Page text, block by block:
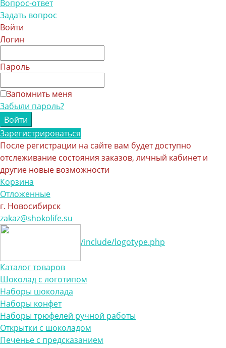
Вопрос-ответ
Задать вопрос
Войти
Логин
Пароль
Запомнить меня
Забыли пароль?
Зарегистрироваться
После регистрации на сайте вам будет доступно
отслеживание состояния заказов, личный кабинет и
другие новые возможности
Корзина
Отложенные
г. Новосибирск
zakaz@shokolife.su
/include/logotype.php
Каталог товаров
Шоколад с логотипом
Наборы шоколада
Наборы конфет
Наборы трюфелей ручной работы
Открытки с шоколадом
Печенье с предсказанием